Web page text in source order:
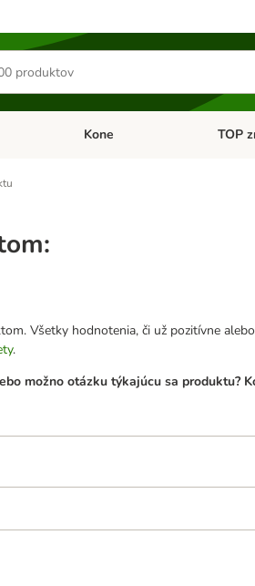
Malé zvieratáOtvoriť menu: Vtáky
Kone Otvoriť
TOP
Všetky hodnotenia, či už pozitívne
.
možno otázku týkajúcu sa produktu?